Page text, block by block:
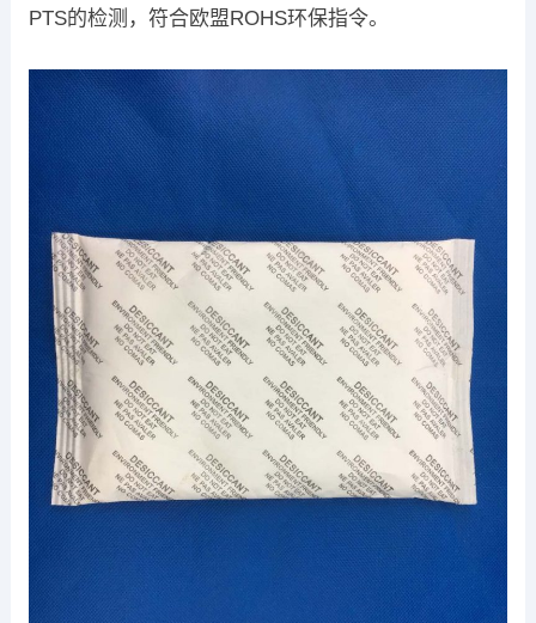
PTS的检测，符合欧盟ROHS环保指令。